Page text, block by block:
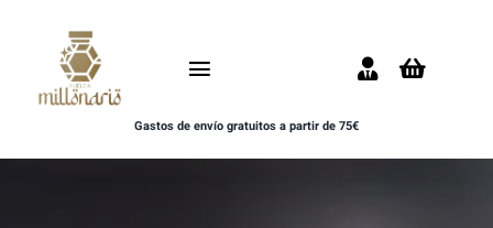
contenido
Toggle
Navigation
Gastos de envío gratuitos a partir de 75€